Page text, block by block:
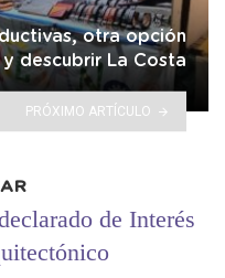
otra opción
descubrir La Costa
PRÓXIMO ARTÍCULO
de Interés